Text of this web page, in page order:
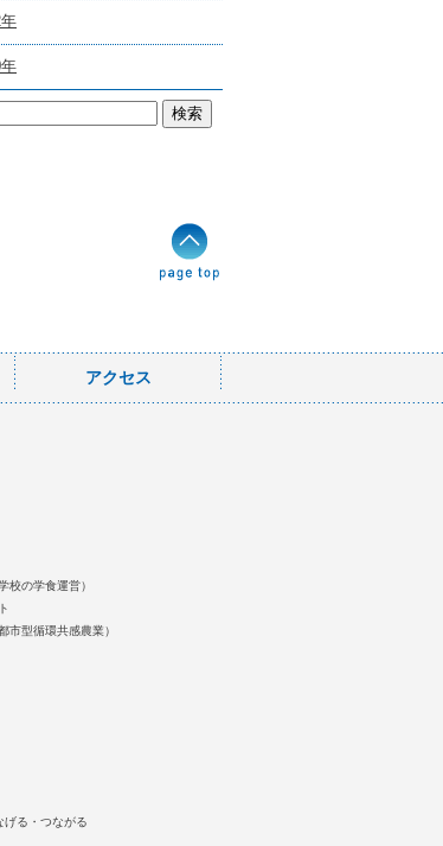
アクセス
校の学食運営）
市型循環共感農業）
げる・つながる